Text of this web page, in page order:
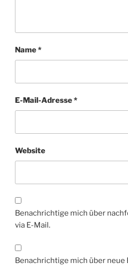
Name*
E-Mail-Adresse*
Website
Benachrichtige mich über
via E-Mail.
Benachrichtige mich über neue